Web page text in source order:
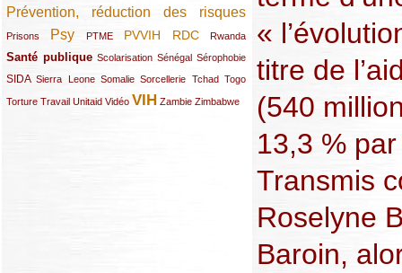
Prévention, réduction des risques
(131/289)
Prisons
(22/289) Psy
(119/289) PTME
(12/289) PVVIH
(111/289) RDC
(104/289) Rwanda
(23/289)
Santé publique
(59/289) Scolarisation
(9/289) Sénégal
(13/289) Sérophobie
(19/289)
SIDA
(29/289)Sierra Leone
(13/289) Somalie
(12/289) Sorcellerie
(19/289) Tchad
(10/289) Togo
(15/289)
Torture
(17/289)Travail
(21/289) Unitaid
(26/289) Vidéo
(23/289) VIH
(154/289) Zambie
(12/289) Zimbabwe
(21/289)
«
titre de
(540
13,3 %
Transmis
Roselyne
Baroin,